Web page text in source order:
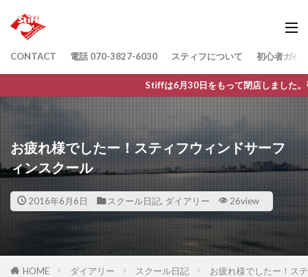
CONTACT 電話 070-3827-6030 スティフについて 初心者ガイ
Stiffは6月30日をもって閉店しました。引き続き、館
お疲れ様でしたー！スティフウィンドサーフ
ィンスクール
2016年6月6日 スクール日記, ダイアリー 26view
HOME ダイアリー スクール日記 お疲れ様でしたー！ス